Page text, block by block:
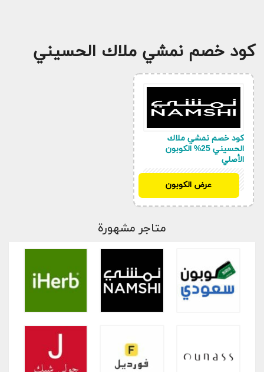
كود خصم نمشي ملاك الحسيني
كود خصم نمشي ملاك
الحسيني 25% الكوبون
الأصلي
عرض الكوبون
متاجر مشهورة